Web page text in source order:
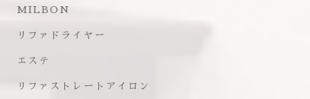
MILBON
リファドライヤー
エステ
リファストレートアイロン